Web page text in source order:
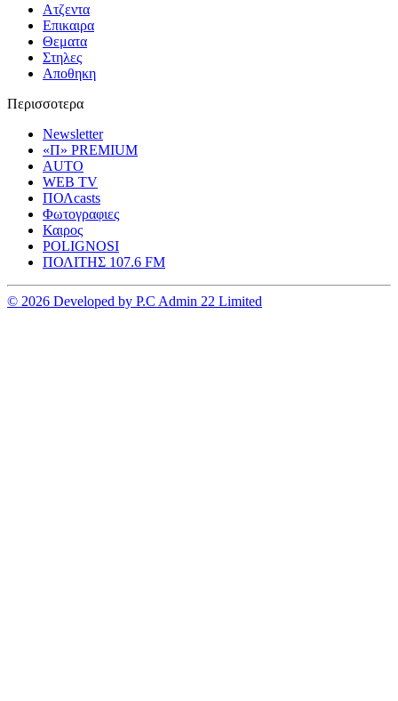
Ατζεντα
Επικαιρα
Θεματα
Στηλες
Αποθηκη
Περισσοτερα
Newsletter
«Π» PREMIUM
AUTO
WEB TV
ΠΟΛcasts
Φωτογραφιες
Καιρος
POLIGNOSI
ΠΟΛΙΤΗΣ 107.6 FM
© 2026 Developed by P.C Admin 22 Limited